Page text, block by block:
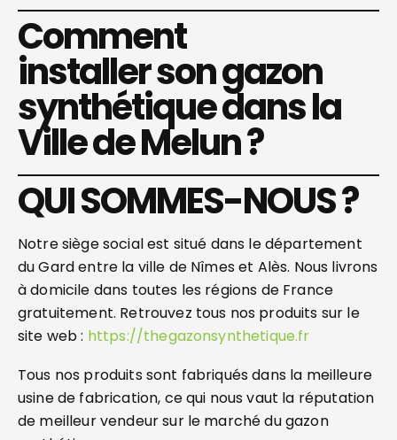
Comment
installer son gazon
synthétique dans la
Ville de Melun ?
QUI SOMMES-NOUS ?
Notre siège social est situé dans le département
du Gard entre la ville de Nîmes et Alès. Nous livrons
à domicile dans toutes les régions de France
gratuitement. Retrouvez tous nos produits sur le
site web : https://thegazonsynthetique.fr
Tous nos produits sont fabriqués dans la meilleure
usine de fabrication, ce qui nous vaut la réputation
de meilleur vendeur sur le marché du gazon